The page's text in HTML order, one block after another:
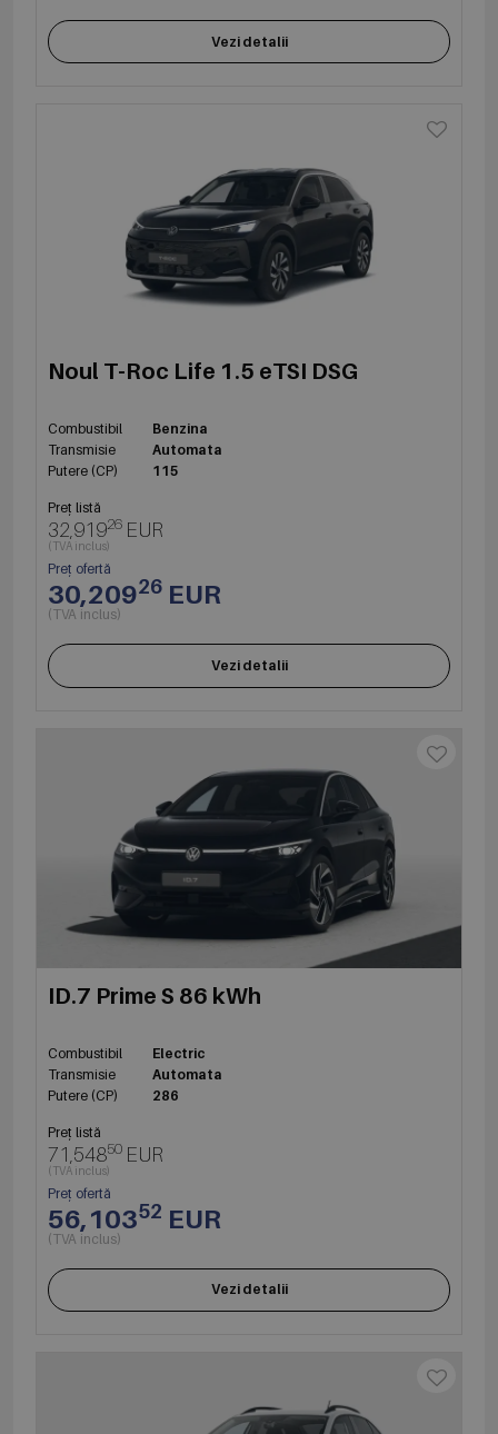
Vezi detalii
Noul T-Roc Life 1.5 eTSI DSG
Combustibil
Benzina
Transmisie
Automata
Putere (CP)
115
Preț listă
32,91926 EUR
(TVA inclus)
Preț ofertă
30,20926 EUR
(TVA inclus)
Vezi detalii
ID.7 Prime S 86 kWh
Combustibil
Electric
Transmisie
Automata
Putere (CP)
286
Preț listă
71,54850 EUR
(TVA inclus)
Preț ofertă
56,10352 EUR
(TVA inclus)
Vezi detalii